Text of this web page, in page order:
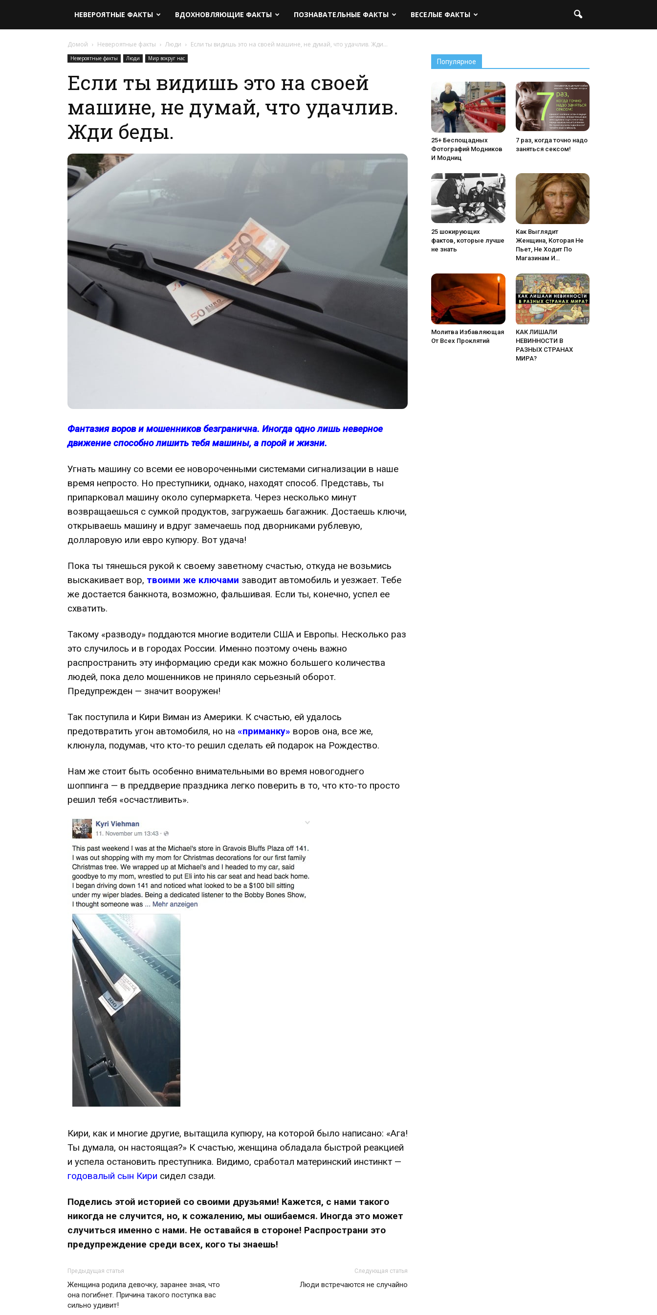
НЕВЕРОЯТНЫЕ ФАКТЫ ВДОХНОВЛЯЮЩИЕ ФАКТЫ ПОЗНАВАТЕЛЬНЫЕ ФАКТЫ ВЕСЕЛЫЕ ФАКТЫ
Домой Невероятные факты Люди Если ты видишь это на своей машине, не думай, что удачлив. Жди…
Невероятные факты Люди Мир вокруг нас
Если ты видишь это на своей
машине, не думай, что удачлив.
Жди беды.
Фантазия воров и мошенников безгранична. Иногда одно лишь неверное
движение способно лишить тебя машины, а порой и жизни.
Угнать машину со всеми ее новороченными системами сигнализации в наше
время непросто. Но преступники, однако, находят способ. Представь, ты
припарковал машину около супермаркета. Через несколько минут
возвращаешься с сумкой продуктов, загружаешь багажник. Достаешь ключи,
открываешь машину и вдруг замечаешь под дворниками рублевую,
долларовую или евро купюру. Вот удача!
Пока ты тянешься рукой к своему заветному счастью, откуда не возьмись
выскакивает вор, твоими же ключами заводит автомобиль и уезжает. Тебе
же достается банкнота, возможно, фальшивая. Если ты, конечно, успел ее
схватить.
Такому «разводу» поддаются многие водители США и Европы. Несколько раз
это случилось и в городах России. Именно поэтому очень важно
распространить эту информацию среди как можно большего количества
людей, пока дело мошенников не приняло серьезный оборот.
Предупрежден — значит вооружен!
Так поступила и Кири Виман из Америки. К счастью, ей удалось
предотвратить угон автомобиля, но на «приманку» воров она, все же,
клюнула, подумав, что кто-то решил сделать ей подарок на Рождество.
Нам же стоит быть особенно внимательными во время новогоднего
шоппинга — в преддверие праздника легко поверить в то, что кто-то просто
решил тебя «осчастливить».
Кири, как и многие другие, вытащила купюру, на которой было написано: «Ага!
Ты думала, он настоящая?» К счастью, женщина обладала быстрой реакцией
и успела остановить преступника. Видимо, сработал материнский инстинкт —
годовалый сын Кири сидел сзади.
Поделись этой историей со своими друзьями! Кажется, с нами такого
никогда не случится, но, к сожалению, мы ошибаемся. Иногда это может
случиться именно с нами. Не оставайся в стороне! Распространи это
предупреждение среди всех, кого ты знаешь!
Предыдущая статья
Женщина родила девочку, заранее зная, что
она погибнет. Причина такого поступка вас
сильно удивит!
Следующая статья
Люди встречаются не случайно
Популярное
25+ Беспощадных
Фотографий Модников
И Модниц
7 раз, когда точно надо
заняться сексом!
25 шокирующих
фактов, которые лучше
не знать
Как Выглядит
Женщина, Которая Не
Пьет, Не Ходит По
Магазинам И…
Молитва Избавляющая
От Всех Проклятий
КАК ЛИШАЛИ
НЕВИННОСТИ В
РАЗНЫХ СТРАНАХ
МИРА?